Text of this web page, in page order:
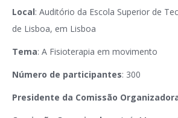
Local: Auditório da Escola Superior de
de Lisboa, em Lisboa
Tema: A Fisioterapia em movimento
Número de participantes: 300
Presidente da Comissão